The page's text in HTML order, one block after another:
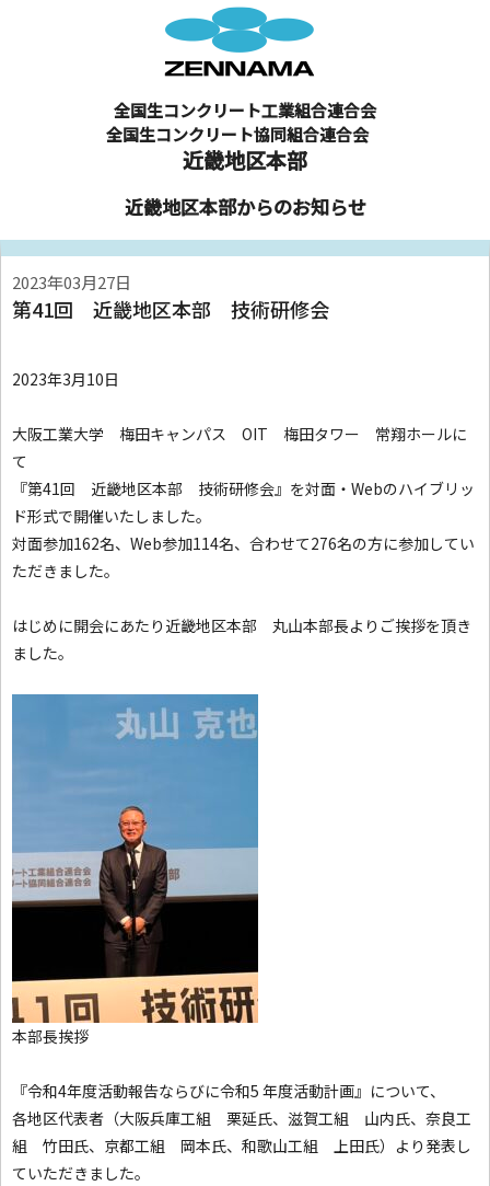
全国生コンクリート工業組合連合会
全国生コンクリート協同組合連合会
近畿地区本部
近畿地区本部からのお知らせ
2023年03月27日
第41回 近畿地区本部 技術研修会
2023年3月10日
大阪工業大学 梅田キャンパス OIT 梅田タワー 常翔ホールに
て
『第41回 近畿地区本部 技術研修会』を対面・Webのハイブリッ
ド形式で開催いたしました。
対面参加162名、Web参加114名、合わせて276名の方に参加してい
ただきました。
はじめに開会にあたり近畿地区本部 丸山本部長よりご挨拶を頂き
ました。
本部長挨拶
『令和4年度活動報告ならびに令和5 年度活動計画』について、
各地区代表者（大阪兵庫工組 栗延氏、滋賀工組 山内氏、奈良工
組 竹田氏、京都工組 岡本氏、和歌山工組 上田氏）より発表し
ていただきました。